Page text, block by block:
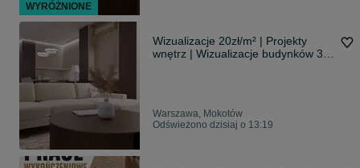
Wizualizacje 20zł/m² | Projekty
wnętrz | Wizualizacje budynków 3D
Warszawa, Mokotów
Odświeżono dzisiaj o 13:19
WYRÓŻNIONE